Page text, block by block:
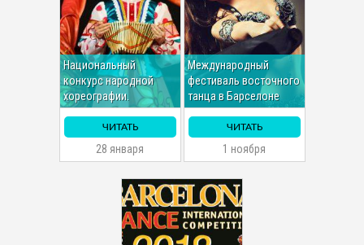
Национальный
конкурс народной
хореографии.
ЧИТАТЬ
28 января
Международный
фестиваль восточного
танца в Барселоне
ЧИТАТЬ
1 ноября